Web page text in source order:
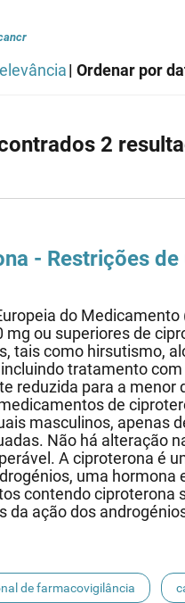
| Ordenar por
2
- Restrições
do
mg ou superiores de
tais como hirsutismo,
tratamento
reduzida para a menor
de
masculinos, apenas
Não há alteração
A ciproterona é
uma
contendo ciproterona
da ação dos
de farmacovigilância